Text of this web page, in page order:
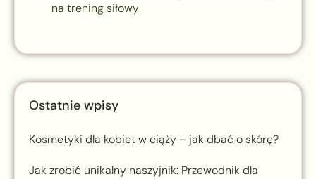
na trening siłowy
Ostatnie wpisy
Kosmetyki dla kobiet w ciąży – jak dbać o skórę?
Jak zrobić unikalny naszyjnik: Przewodnik dla